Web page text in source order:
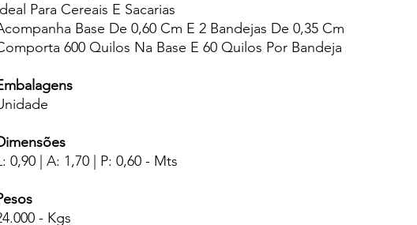
Para Cereais E Sacarias
Base De 0,60 Cm E 2 Bandejas De 0,35 Cm
600 Quilos Na Base E 60 Quilos Por Bandeja
0,90 | A: 1,70 | P: 0,60 - Mts
- Kgs